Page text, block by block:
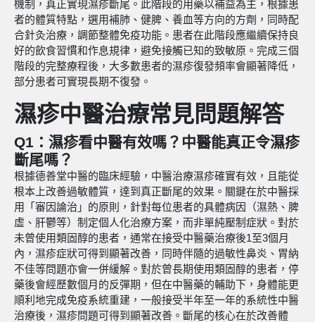
機制，真正實現濕疹斷尾。此階段的用藥以補益為主，根據患
者的體質特點，選用補肺、健脾、養血等方向的方劑，同時配
合針灸治療，調節整體免疫功能。患者在此階段應繼續保持良
好的飲食習慣和作息規律，避免接觸已知的致敏原。完成三個
階段的完整療程後，大多數患者的濕疹復發頻率會顯著降低，
部分患者可實現長期不復發。
濕疹中醫治療常見問題解答
Q1：濕疹看中醫有效嗎？中醫能真正令濕疹
斷尾嗎？
根據德善堂中醫的臨床經驗，中醫治療濕疹確實有效，且能從
根本上改善過敏體質，達到真正斷尾的效果。關鍵在於中醫採
用「審因論治」的原則，針對每位患者的具體病因（濕熱、脾
虛、肝鬱等）制定個人化治療方案，而非單純壓制症狀。對於
未曾使用類固醇的患者，通常在接受中醫藥治療後1至3個月
內，濕疹症狀可得到顯著改善，同時伴隨的過敏性鼻炎、胃納
不佳等問題亦會一併緩解。對於曾長期使用類固醇的患者，停
藥後會經歷數個月的反彈期，但在中醫藥的輔助下，身體能更
順利地完成免疫系統重建，一般接受半年至一年的系統性中醫
治療後，濕疹問題可得到顯著改善。斷尾的核心在於改善體